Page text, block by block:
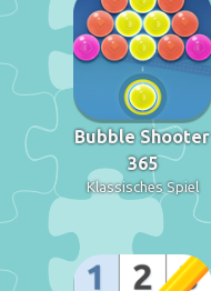
Bubble Shooter
365
Klassisches Spiel